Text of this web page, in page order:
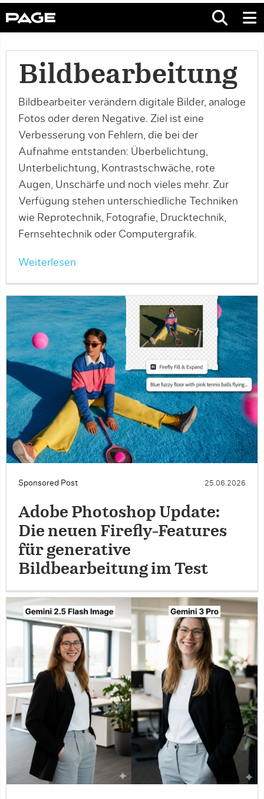
Bildbearbeitung
Bildbearbeiter verändern digitale Bilder, analoge
Fotos oder deren Negative. Ziel ist eine
Verbesserung von Fehlern, die bei der
Aufnahme entstanden: Überbelichtung,
Unterbelichtung, Kontrastschwäche, rote
Augen, Unschärfe und noch vieles mehr. Zur
Verfügung stehen unterschiedliche Techniken
wie Reprotechnik, Fotografie, Drucktechnik,
Fernsehtechnik oder Computergrafik.
Weiterlesen
Sponsored Post 25.06.2026
Adobe Photoshop Update:
Die neuen Firefly-Features
für generative
Bildbearbeitung im Test